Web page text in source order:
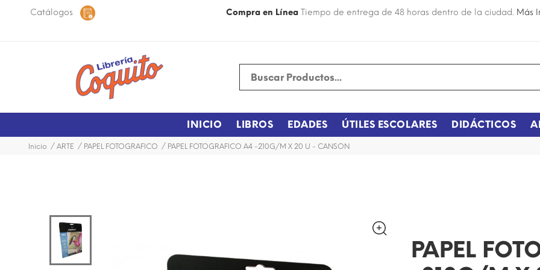
Catálogos
48 horas dentro de la ciudad. Compra en Línea Tiempo de entrega de 48 horas dentro de la ciudad. Más
INICIO LIBROS EDADES ÚTILES ESCOLARES DIDÁCTICOS
Inicio ARTE PAPEL FOTOGRAFICO PAPEL FOTOGRAFICO A4 -210G/M X 20 U - CANSON
PAPEL